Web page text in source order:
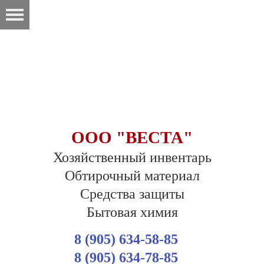
ООО "ВЕСТА"
Хозяйственный инвентарь
Обтирочный материал
Средства защиты
Бытовая химия
8 (905) 634-58-85
8 (905) 634-78-85